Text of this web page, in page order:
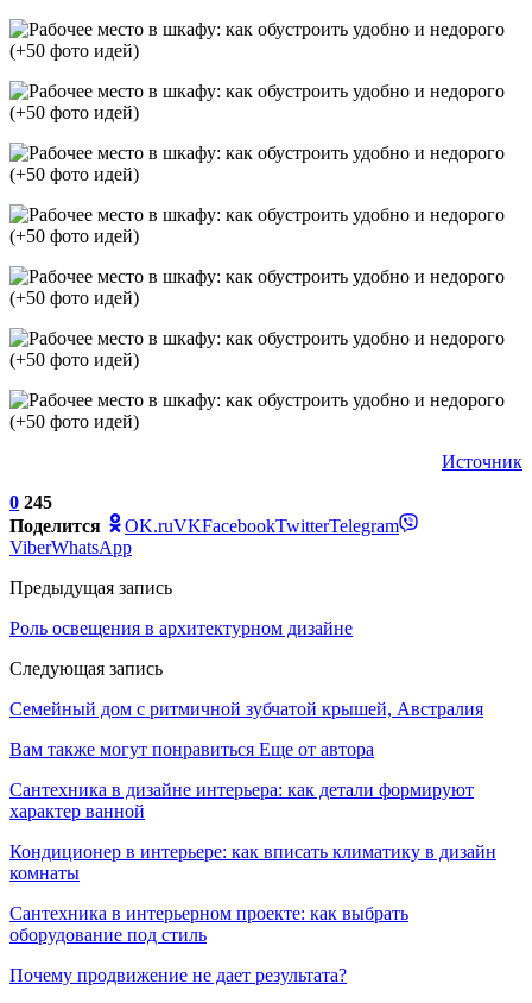
Источник
0 245
Поделится
OK.ruVKFacebookTwitterTelegram
ViberWhatsApp
Предыдущая запись
Роль освещения в архитектурном дизайне
Следующая запись
Семейный дом с ритмичной зубчатой крышей, Австралия
Вам также могут понравиться Еще от автора
Сантехника в дизайне интерьера: как детали формируют
характер ванной
Кондиционер в интерьере: как вписать климатику в дизайн
комнаты
Сантехника в интерьерном проекте: как выбрать
оборудование под стиль
Почему продвижение не дает результата?